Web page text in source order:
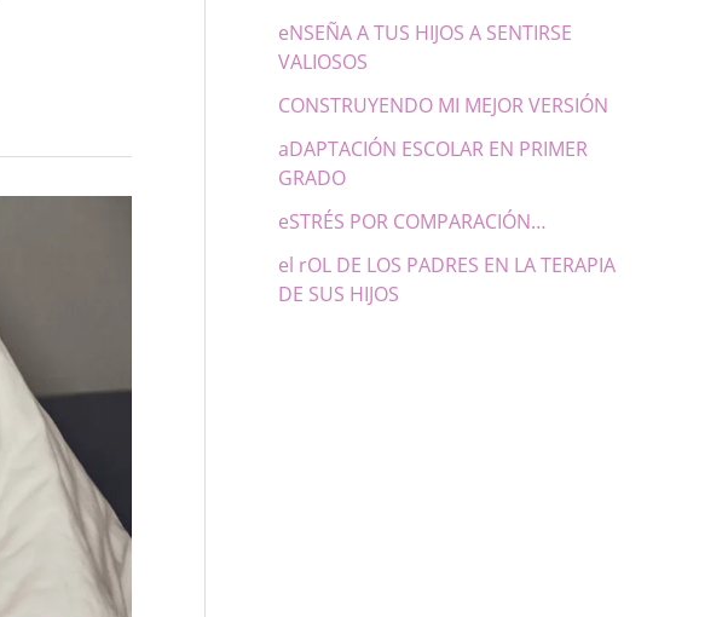
eNSEÑA A TUS HIJOS A SENTIRSE
VALIOSOS
CONSTRUYENDO MI MEJOR VERSIÓN
aDAPTACIÓN ESCOLAR EN PRIMER
GRADO
eSTRÉS POR COMPARACIÓN…
el rOL DE LOS PADRES EN LA TERAPIA
DE SUS HIJOS